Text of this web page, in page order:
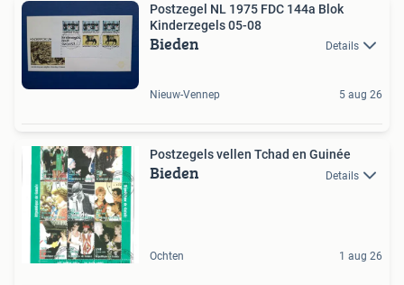
Postzegel NL 1975 FDC 144a Blok
Kinderzegels 05-08
Bieden Details
Nieuw-Vennep 5 aug 26
Postzegels vellen Tchad en Guinée
Bieden Details
Ochten 1 aug 26